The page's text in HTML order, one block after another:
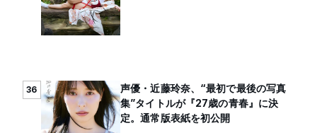
36
声優・近藤玲奈、“最初で最後の写真
集”タイトルが『27歳の青春』に決
定。通常版表紙を初公開